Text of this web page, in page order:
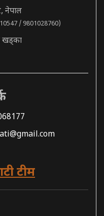
नेपाल
/ 9801028760)
खड्का
टीम